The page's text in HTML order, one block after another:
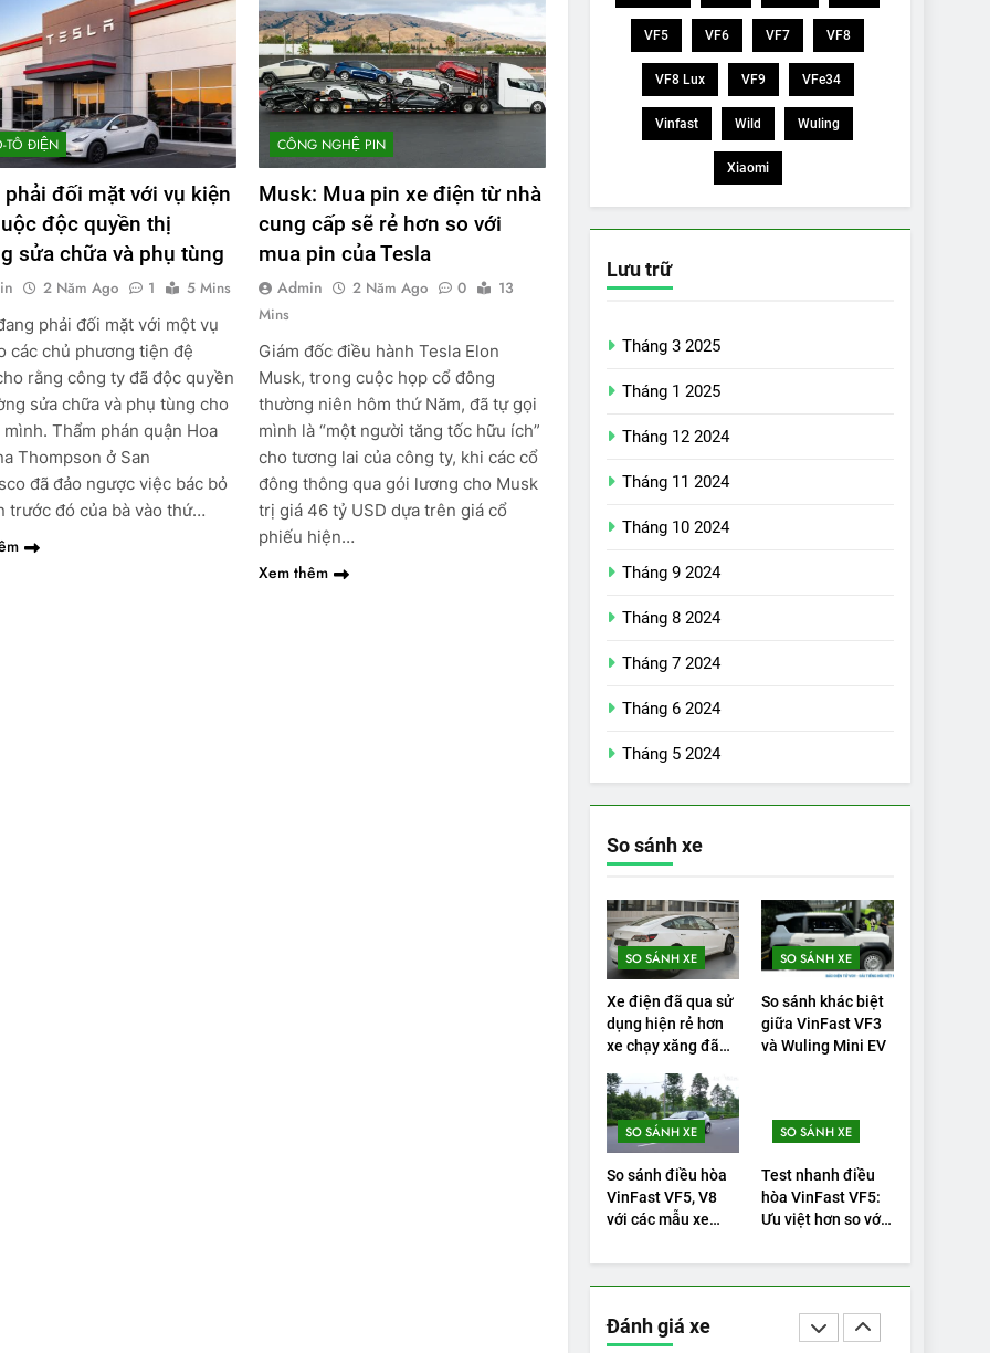
TÔ ĐIỆN
phải đối mặt với vụ kiện
độc quyền thị
sửa chữa và phụ tùng
2 Năm Ago 1
5 Mins
phải đối mặt với một vụ
các chủ phương tiện đệ
rằng công ty đã độc quyền
sửa chữa và phụ tùng cho
mình. Thẩm phán quận Hoa
Thompson ở San
đã đảo ngược việc bác bỏ
trước đó của bà vào thứ…
CÔNG NGHỆ PIN
Musk: Mua pin xe điện từ nhà
cung cấp sẽ rẻ hơn so với
mua pin của Tesla
Admin 2 Năm Ago 0
13
Mins
Giám đốc điều hành Tesla Elon
Musk, trong cuộc họp cổ đông
thường niên hôm thứ Năm, đã tự gọi
mình là “một người tăng tốc hữu ích”
cho tương lai của công ty, khi các cổ
đông thông qua gói lương cho Musk
trị giá 46 tỷ USD dựa trên giá cổ
phiếu hiện…
Xem thêm
VF5 VF6 VF7 VF8
VF8 Lux VF9 VFe34
Vinfast Wild Wuling
Xiaomi
Lưu trữ
Tháng 3 2025
Tháng 1 2025
Tháng 12 2024
Tháng 11 2024
Tháng 10 2024
Tháng 9 2024
Tháng 8 2024
Tháng 7 2024
Tháng 6 2024
Tháng 5 2024
So sánh xe
SO SÁNH XE
Xe điện đã qua sử
dụng hiện rẻ hơn
xe chạy xăng đã
SO SÁNH XE
So sánh khác biệt
giữa VinFast VF3
và Wuling Mini EV
SO SÁNH XE
So sánh điều hòa
VinFast VF5, V8
với các mẫu xe
SO SÁNH XE
Test nhanh điều
hòa VinFast VF5:
Ưu việt hơn so với
Đánh giá xe
17
thủ?
18
Những trải nghiệm
19
VinFast VF9 có gì
để cạnh tranh với
các xe xăng cùng
tầm giá?
20
Đánh giá: Người
đam mê xe điện
Hyundai Ioniq 5 N
2025 cho thấy đáng
ĐÁNH GIÁ XE
Xe tốt nhất để mua
năm 2025: Green
Car Reports nêu tên
5 người vào chung
kết – Mỹ
2
không có trạm sạc,